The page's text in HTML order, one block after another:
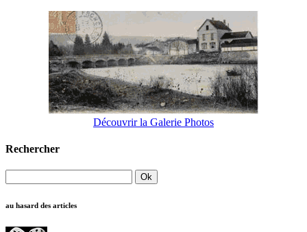
Découvrir la Galerie Photos
Rechercher
au hasard des articles